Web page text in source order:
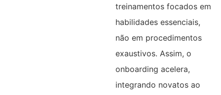
treinamentos focados em
habilidades essenciais,
não em procedimentos
exaustivos. Assim, o
onboarding acelera,
integrando novatos ao